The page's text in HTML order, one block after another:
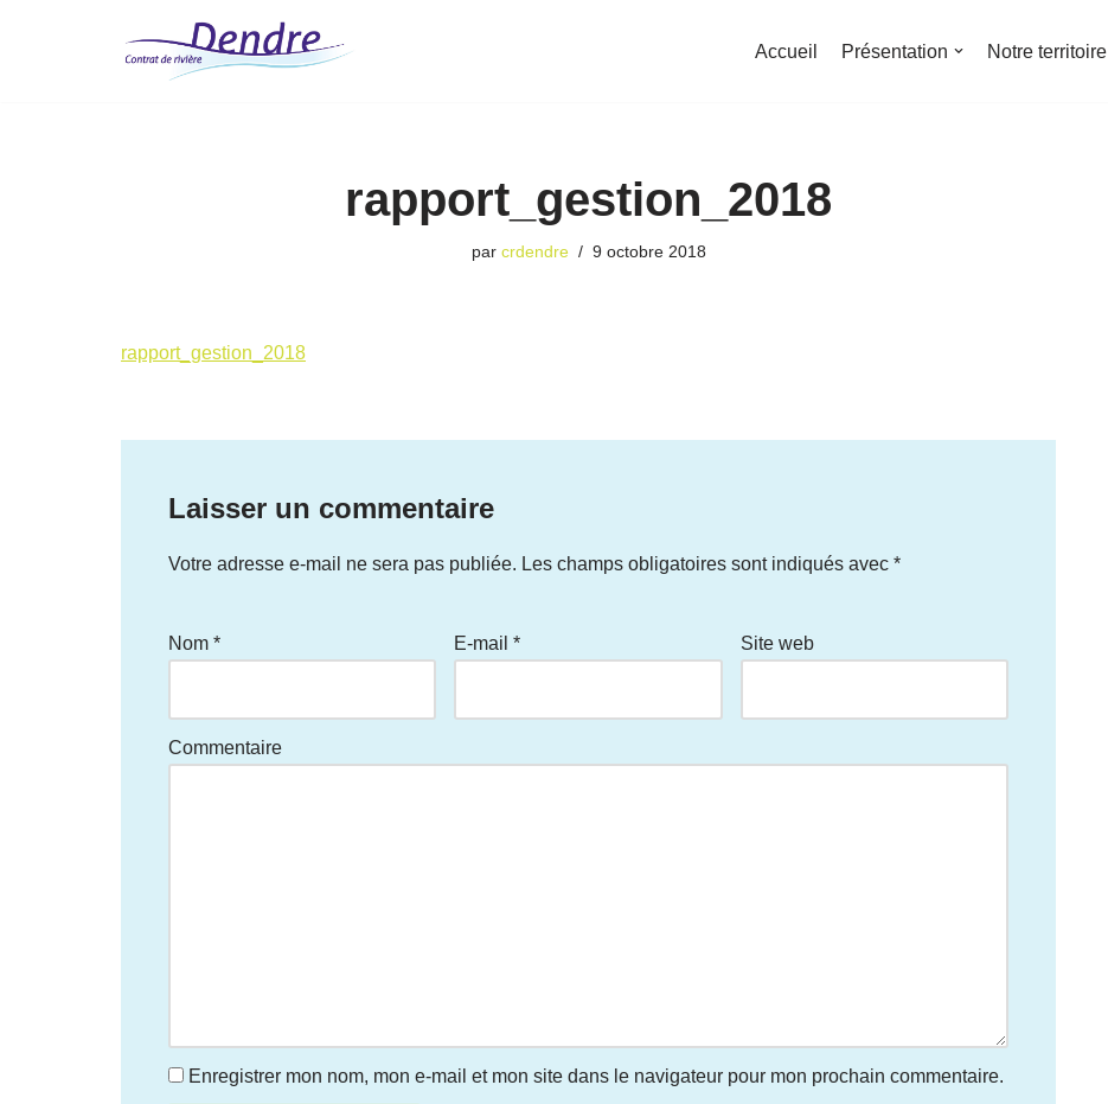
Accueil Présentation Notre territoire
rapport_gestion_2018
par crdendre 9 octobre 2018
rapport_gestion_2018
Laisser un commentaire
Votre adresse e-mail ne sera pas publiée. Les champs obligatoires sont indiqués avec *
Nom * E-mail* Site web
Commentaire
Enregistrer mon nom, mon e-mail et mon site dans le navigateur pour mon prochain commentaire.